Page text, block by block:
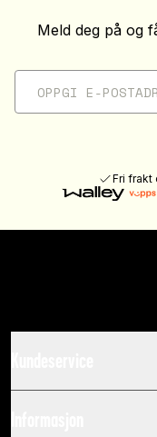
Meld deg på og
Fri frakt